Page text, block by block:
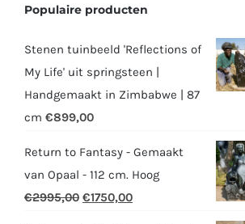
Populaire producten
Stenen tuinbeeld 'Reflections of
My Life' uit springsteen |
Handgemaakt in Zimbabwe | 87
cm €899,00
Return to Fantasy - Gemaakt
van Opaal - 112 cm. Hoog
€2995,00 Oorspronkelijke
€1750,00Huidige